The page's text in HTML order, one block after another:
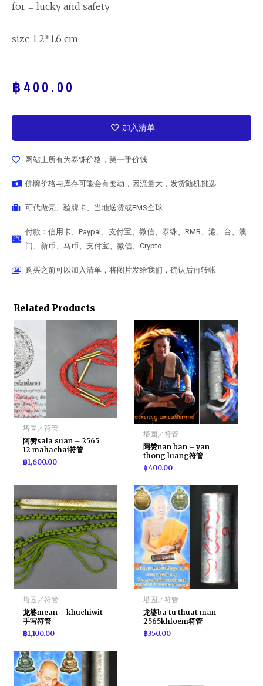
for = lucky and safety
size 1.2*1.6 cm
฿ 400.00
加入清单
网站上所有为泰铢价格，第一手价钱
佛牌价格与库存可能会有变动，因流量大，发货随机挑选
可代做壳、验牌卡、当地送货或EMS全球
付款：信用卡、Paypal、支付宝、微信、泰铢、RMB、港、台、澳
门、新币、马币、支付宝、微信、Crypto
购买之前可以加入清单，将图片发给我们，确认后再转帐
Related Products
塔固／符管
阿赞sala suan – 2565
12 mahachai符管
฿1,600.00
塔固／符管
阿赞nan ban – yan
thong luang符管
฿400.00
塔固／符管
龙婆mean – khuchiwit
手写符管
฿1,100.00
塔固／符管
龙婆ba tu thuat man –
2565khloem符管
฿350.00